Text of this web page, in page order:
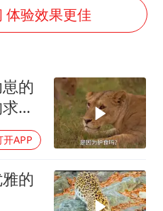
中方回应是否在太平洋海底开采稀土
新局 实干挑大梁
体验效果更佳
的
偶
报复
开APP
的